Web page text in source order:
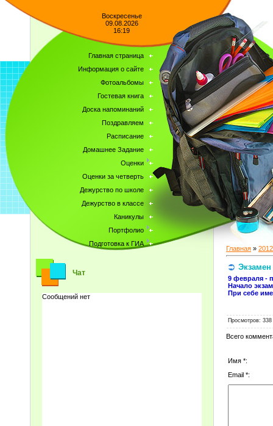
Воскресенье
09.08.2026
16:19
Главная страница
Информация о сайте
Фотоальбомы
Гостевая книга
Доска напоминаний
Поздравляем
Расписание
Домашнее Задание
Оценки
Оценки за четверть
Дежурство по школе
Дежурство в классе
Каникулы
Портфолио
Подготовка к ГИА
Чат
Главная » 2012
Экзамен
9 февраля -
Начало
При себе
Просмотров:
Всего
Имя *:
Email *: